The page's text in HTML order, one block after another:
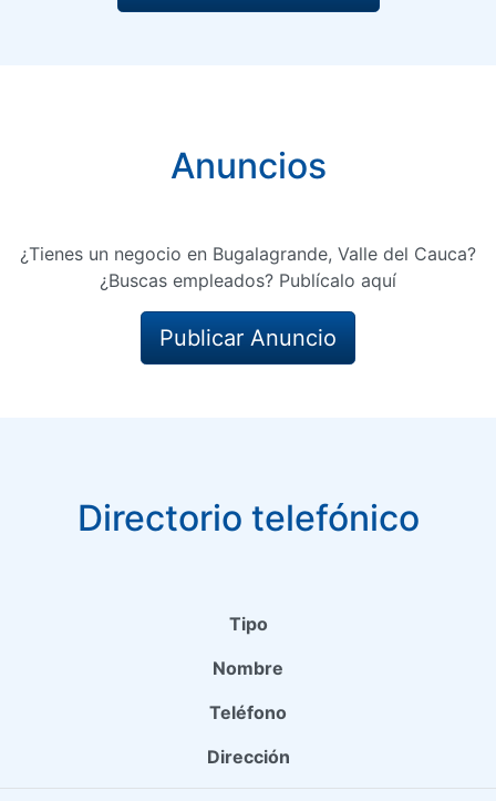
Anuncios
¿Tienes un negocio en Bugalagrande, Valle del Cauca?
¿Buscas empleados? Publícalo aquí
Publicar Anuncio
Directorio telefónico
Tipo
Nombre
Teléfono
Dirección